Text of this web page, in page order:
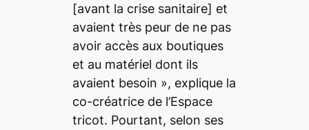
[avant la crise sanitaire] et
avaient très peur de ne pas
avoir accès aux boutiques
et au matériel dont ils
avaient besoin », explique la
co-créatrice de l’Espace
tricot. Pourtant, selon ses